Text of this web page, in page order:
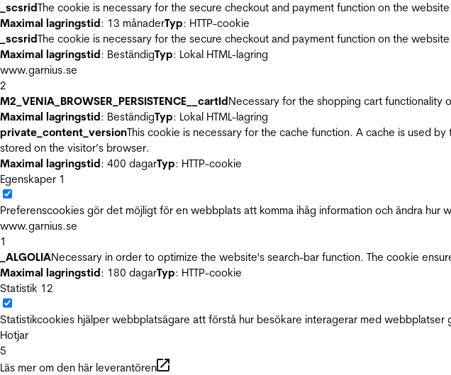
_scsridThe cookie is necessary for the secure checkout and payment function on the
Maximal lagringstid: 13 månaderTyp: HTTP-cookie
_scsridThe cookie is necessary for the secure checkout and payment function on the
Maximal lagringstid: BeständigTyp: Lokal HTML-lagring
www.garnius.se
2
M2_VENIA_BROWSER_PERSISTENCE__cartIdNecessary for the shopping cart functionality
Maximal lagringstid: BeständigTyp: Lokal HTML-lagring
private_content_versionThis cookie is necessary for the cache function. A cache is used
stored on the visitor’s browser.
Maximal lagringstid: 400 dagarTyp: HTTP-cookie
Egenskaper 1
Preferenscookies gör det möjligt för en webbplats att komma ihåg information och ändra
www.garnius.se
1
_ALGOLIANecessary in order to optimize the website's search-bar function. The cookie
Maximal lagringstid: 180 dagarTyp: HTTP-cookie
Statistik 12
Statistikcookies hjälper webbplatsägare att förstå hur besökare interagerar med webbplatser
Hotjar
5
Läs mer om den här leverantören